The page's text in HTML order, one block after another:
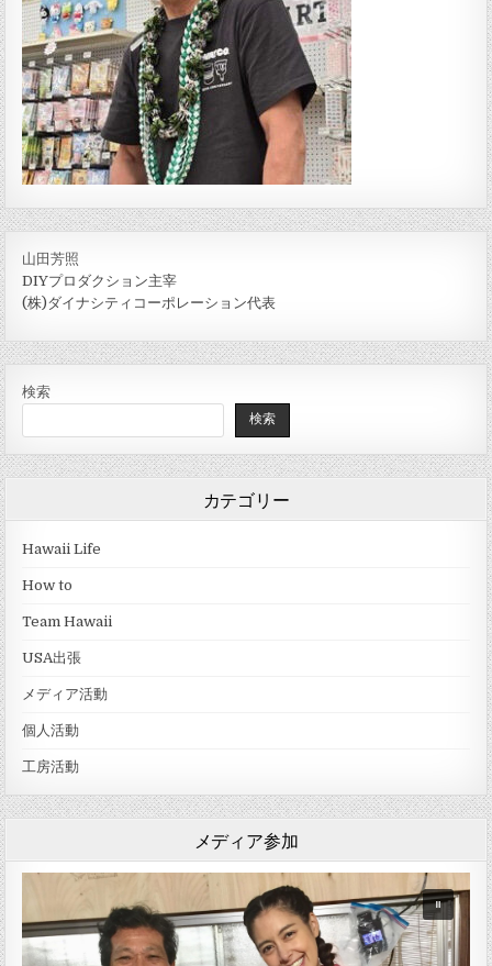
山田芳照
DIYプロダクション主宰
(株)ダイナシティコーポレーション代表
検索
検索
カテゴリー
Hawaii Life
How to
Team Hawaii
USA出張
メディア活動
個人活動
工房活動
メディア参加